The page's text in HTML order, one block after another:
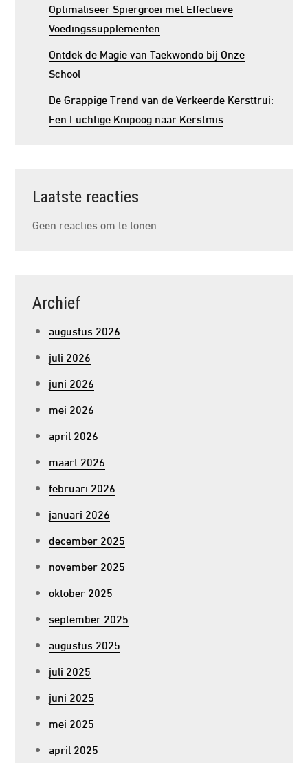
Optimaliseer Spiergroei met Effectieve
Voedingssupplementen
Ontdek de Magie van Taekwondo bij Onze
School
De Grappige Trend van de Verkeerde Kersttrui:
Een Luchtige Knipoog naar Kerstmis
Laatste reacties
Geen reacties om te tonen.
Archief
augustus 2026
juli 2026
juni 2026
mei 2026
april 2026
maart 2026
februari 2026
januari 2026
december 2025
november 2025
oktober 2025
september 2025
augustus 2025
juli 2025
juni 2025
mei 2025
april 2025